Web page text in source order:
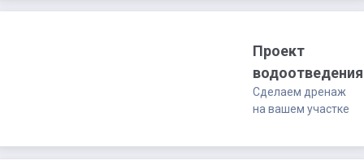
Осень
Проект
водоотведения
Сделаем дренаж
на вашем участке